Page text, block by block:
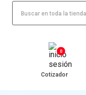
0
Cotizador